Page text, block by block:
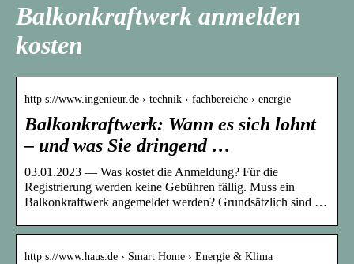
Balkonkraftwerk anmelden
kosten
http s://www.ingenieur.de › technik › fachbereiche › energie
Balkonkraftwerk: Wann es sich lohnt
– und was Sie dringend …
03.01.2023 — Was kostet die Anmeldung? Für die
Registrierung werden keine Gebühren fällig. Muss ein
Balkonkraftwerk angemeldet werden? Grundsätzlich sind …
http s://www.haus.de › Smart Home › Energie & Klima